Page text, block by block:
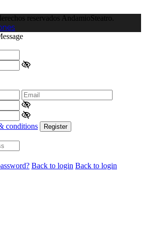
reservados AndamioSteatro.
conditions Register
Back to login Back to login